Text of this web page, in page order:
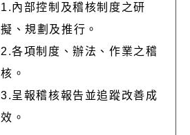
1.內部控制及稽核制度之研
擬、規劃及推行。
2.各項制度、辦法、作業之稽
核。
3.呈報稽核報告並追蹤改善成
效。